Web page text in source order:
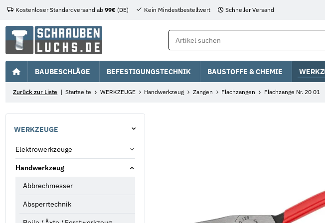
Kostenloser Standardversand ab 99€ (DE) Kein Mindestbestellwert Schneller Versand
BAUBESCHLÄGE BEFESTIGUNGSTECHNIK BAUSTOFFE & CHEMIE
Zurück zur Liste Startseite WERKZEUGE Handwerkzeug Zangen Flachzangen Flachzange Nr. 20 01
WERKZEUGE
Elektrowerkzeuge
Handwerkzeug
Abbrechmesser
Absperrtechnik